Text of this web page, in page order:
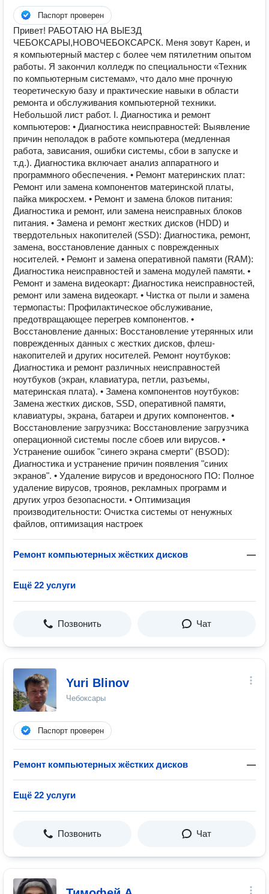
Паспорт проверен
Привет! РАБОТАЮ НА ВЫЕЗД
ЧЕБОКСАРЫ,НОВОЧЕБОКСАРСК. Меня зовут Карен, и
я компьютерный мастер с более чем пятилетним опытом
работы. Я закончил колледж по специальности «Техник
по компьютерным системам», что дало мне прочную
теоретическую базу и практические навыки в области
ремонта и обслуживания компьютерной техники.
Небольшой лист работ. I. Диагностика и ремонт
компьютеров: • Диагностика неисправностей: Выявление
причин неполадок в работе компьютера (медленная
работа, зависания, ошибки системы, сбои в запуске и
т.д.). Диагностика включает анализ аппаратного и
программного обеспечения. • Ремонт материнских плат:
Ремонт или замена компонентов материнской платы,
пайка микросхем. • Ремонт и замена блоков питания:
Диагностика и ремонт, или замена неисправных блоков
питания. • Замена и ремонт жестких дисков (HDD) и
твердотельных накопителей (SSD): Диагностика, ремонт,
замена, восстановление данных с поврежденных
носителей. • Ремонт и замена оперативной памяти (RAM):
Диагностика неисправностей и замена модулей памяти. •
Ремонт и замена видеокарт: Диагностика неисправностей,
ремонт или замена видеокарт. • Чистка от пыли и замена
термопасты: Профилактическое обслуживание,
предотвращающее перегрев компонентов. •
Восстановление данных: Восстановление утерянных или
поврежденных данных с жестких дисков, флеш-
накопителей и других носителей. Ремонт ноутбуков:
Диагностика и ремонт различных неисправностей
ноутбуков (экран, клавиатура, петли, разъемы,
материнская плата). • Замена компонентов ноутбуков:
Замена жестких дисков, SSD, оперативной памяти,
клавиатуры, экрана, батареи и других компонентов. •
Восстановление загрузчика: Восстановление загрузчика
операционной системы после сбоев или вирусов. •
Устранение ошибок "синего экрана смерти" (BSOD):
Диагностика и устранение причин появления "синих
экранов". • Удаление вирусов и вредоносного ПО: Полное
удаление вирусов, троянов, рекламных программ и
других угроз безопасности. • Оптимизация
производительности: Очистка системы от ненужных
файлов, оптимизация настроек
Ремонт компьютерных жёстких дисков —
Ещё 22 услуги
Позвонить Чат
Yuri Blinov
Чебоксары
Паспорт проверен
Ремонт компьютерных жёстких дисков —
Ещё 22 услуги
Позвонить Чат